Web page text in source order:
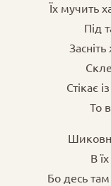
Їх мучить
Під
Стікає
То
В
Бо десь